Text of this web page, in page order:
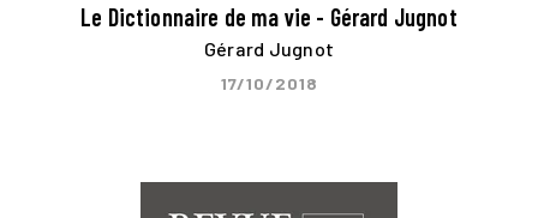
Le Dictionnaire de ma vie - Gérard Jugnot
Gérard Jugnot
17/10/2018